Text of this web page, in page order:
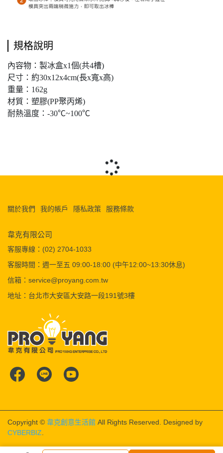
規格說明
內容物：製冰盒x1個(共4槽)
尺寸：約30x12x4cm(長x寬x高)
重量：162g
材質：塑膠(PP聚丙烯)
耐熱溫度：-30℃~100℃
關於我們 我的帳戶 隱私政策 服務條款
韋克有限公司
客服專線：(02) 2704-1033
客服時間：週一至五 09:00-18:00 (中午12:00~13:30休息)
信箱：service@proyang.com.tw
地址：台北市大安區大安路一段191號3樓
Copyright © 韋克創意生活館 All Rights Reserved.
Designed by
CYBERBIZ